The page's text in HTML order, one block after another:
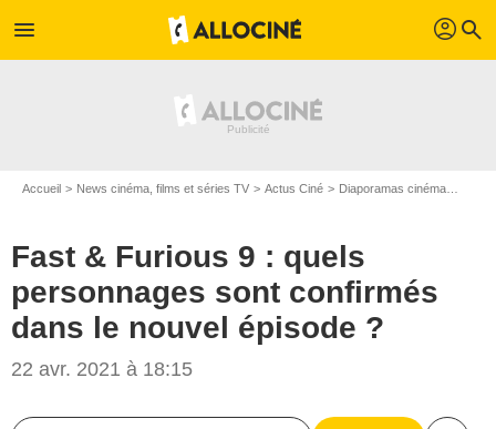
menu profil search
Accueil News cinéma, films et séries TV Actus Ciné Diaporamas cinéma
Fast & Furious 9 : quels
personnages sont confirmés
dans le nouvel épisode ?
22 avr. 2021 à 18:15